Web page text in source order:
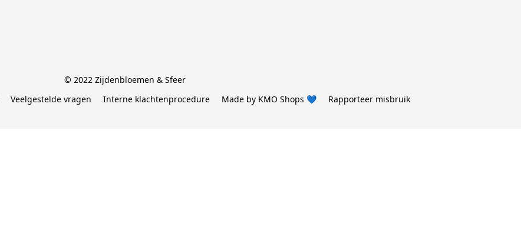
© 2022 Zijdenbloemen & Sfeer
Veelgestelde vragen Interne klachtenprocedure Made by KMO Shops 💙 Rapporteer misbruik